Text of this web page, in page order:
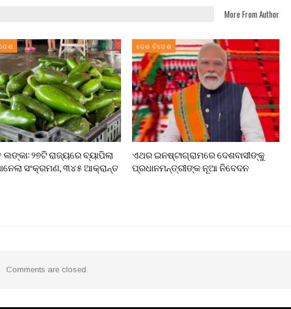
More From Author
୨୭ଟି ରାଜ୍ୟରେ ବ୍ୟାପିଲା
ସଂକ୍ରମଣ, ୩୪୫ ଆକ୍ରାନ୍ତ
ଦେଶ ବିଦେଶ
ଏଥର ଇନଷ୍ଟାଗ୍ରାମରେ ଦେଶବାସୀଙ୍କୁ
ପ୍ରଧାନମନ୍ତ୍ରୀଙ୍କ ନୂଆ ନିବେଦନ
Comments are closed.